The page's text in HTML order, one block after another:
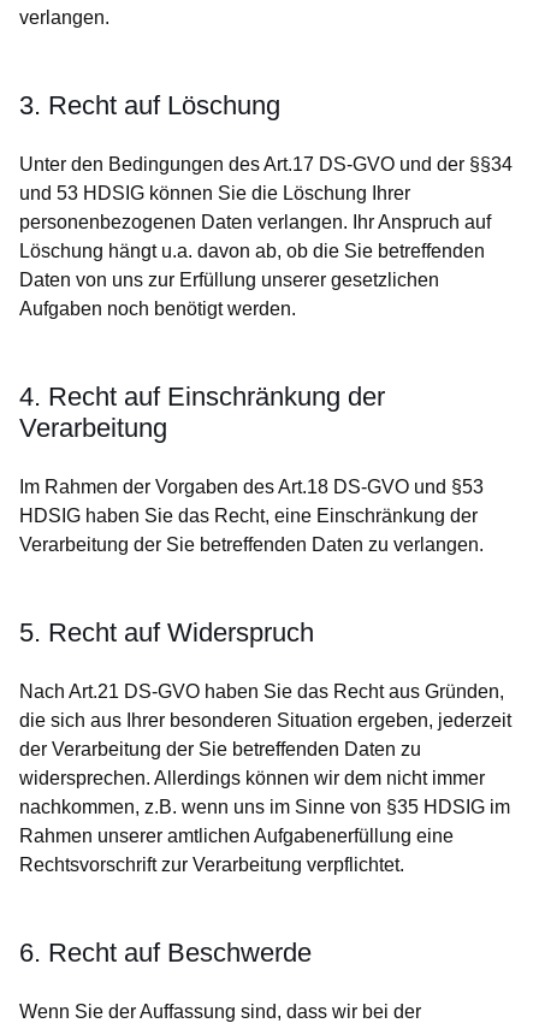
verlangen.
3. Recht auf Löschung
Unter den Bedingungen des Art.17 DS-GVO und der §§34
und 53 HDSIG können Sie die Löschung Ihrer
personenbezogenen Daten verlangen. Ihr Anspruch auf
Löschung hängt u.a. davon ab, ob die Sie betreffenden
Daten von uns zur Erfüllung unserer gesetzlichen
Aufgaben noch benötigt werden.
4. Recht auf Einschränkung der
Verarbeitung
Im Rahmen der Vorgaben des Art.18 DS-GVO und §53
HDSIG haben Sie das Recht, eine Einschränkung der
Verarbeitung der Sie betreffenden Daten zu verlangen.
5. Recht auf Widerspruch
Nach Art.21 DS-GVO haben Sie das Recht aus Gründen,
die sich aus Ihrer besonderen Situation ergeben, jederzeit
der Verarbeitung der Sie betreffenden Daten zu
widersprechen. Allerdings können wir dem nicht immer
nachkommen, z.B. wenn uns im Sinne von §35 HDSIG im
Rahmen unserer amtlichen Aufgabenerfüllung eine
Rechtsvorschrift zur Verarbeitung verpflichtet.
6. Recht auf Beschwerde
Wenn Sie der Auffassung sind, dass wir bei der